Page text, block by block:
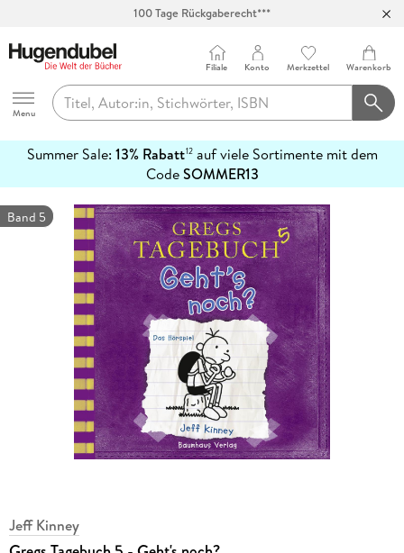
Hugendubel
Menu
Filiale Konto Merkzettel Warenkorb
Summer Sale: 13% Rabatt12auf viele Sortimente mit dem
CodeSOMMER13
erfahren
Band 5
Jeff Kinney